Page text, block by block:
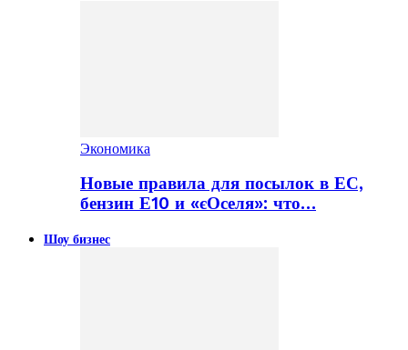
Экономика
Новые правила для посылок в ЕС,
бензин Е10 и «єОселя»: что…
Шоу бизнес